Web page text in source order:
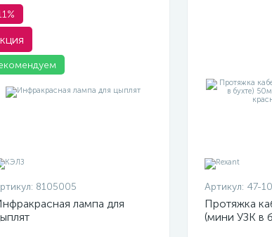
8105005
лампа для
Артикул: 47-
Протяжка
(мини УЗК в